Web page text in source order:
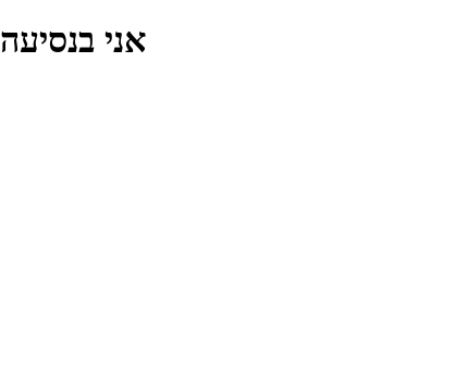
Глаголы из песни Ani BeNesi’a - אני בנסיעה